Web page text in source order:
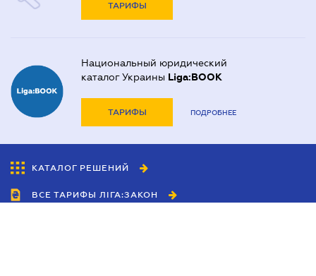
ТАРИФЫ
Национальный юридический
каталог Украины Liga:BOOK
ТАРИФЫ ПОДРОБНЕЕ
КАТАЛОГ РЕШЕНИЙ
ВСЕ ТАРИФЫ ЛІГА:ЗАКОН